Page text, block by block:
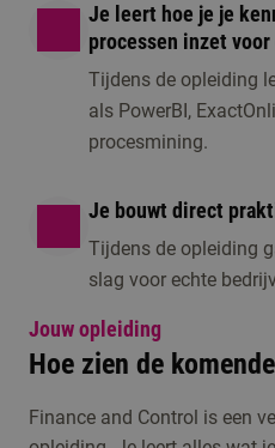
Je leert hoe je je
processen inzet
Tijdens de opleiding
als PowerBI,
procesmining.
Je bouwt direct
Tijdens de opleiding
slag voor echte
Jouw opleiding
Hoe zien de
Finance and Control is een